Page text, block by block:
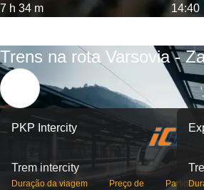
7 h 34 m 14:40
Trens na rota Varsovia -
PKP Intercity
Trem intercity
Duração da viagem Preço de Partidas